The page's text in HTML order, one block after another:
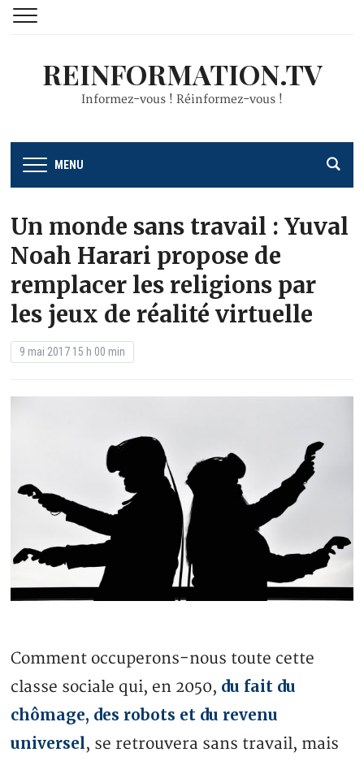
REINFORMATION.TV
Informez-vous ! Réinformez-vous !
MENU
Un monde sans travail : Yuval
Noah Harari propose de
remplacer les religions par
les jeux de réalité virtuelle
9 mai 2017 15 h 00 min
Comment occuperons-nous toute cette
classe sociale qui, en 2050, du fait du
chômage, des robots et du revenu
universel, se retrouvera sans travail, mais